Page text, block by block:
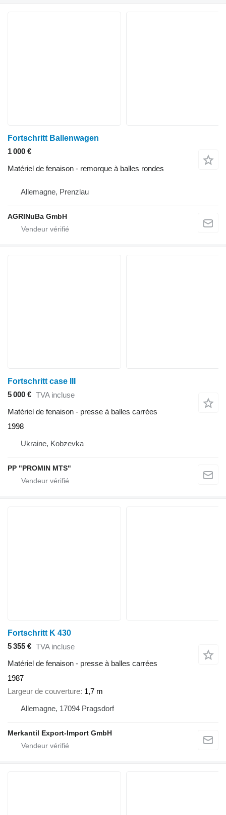
Fortschritt Ballenwagen
1 000 €
Matériel de fenaison - remorque à balles rondes
Allemagne, Prenzlau
AGRINuBa GmbH
Fortschritt case III
5 000 € TVA incluse
Matériel de fenaison - presse à balles carrées
1998
Ukraine, Kobzevka
PP "PROMIN MTS"
Fortschritt K 430
5 355 € TVA incluse
Matériel de fenaison - presse à balles carrées
1987
Largeur de couverture 1,7 m
Allemagne, 17094 Pragsdorf
Merkantil Export-Import GmbH